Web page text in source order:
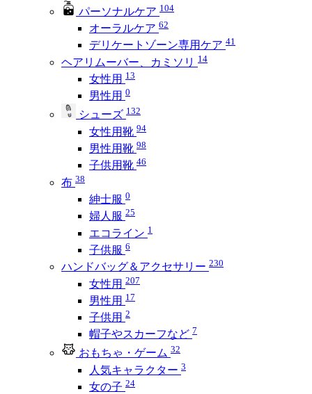
パーソナルケア 104
オーラルケア 62
デリケートゾーン専用ケア 41
ヘアリムーバー、カミソリ 14
女性用 13
男性用 0
シューズ 132
女性用靴 94
男性用靴 98
子供用靴 46
布 38
紳士服 0
婦人服 25
エコライン 1
子供服 6
ハンドバッグ＆アクセサリー 230
女性用 207
男性用 17
子供用 2
帽子やスカーフなど 7
おもちゃ・ゲーム 32
人気キャラクター 3
女の子 24